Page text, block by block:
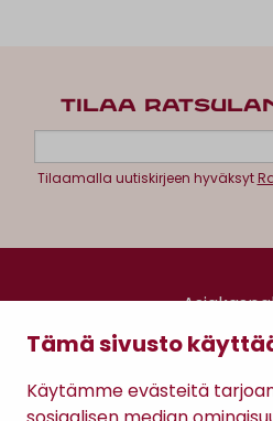
Tämä sivusto
Käytämme evästeitä
TILAA
Tilaamalla uutiskirjeen hyväksyt